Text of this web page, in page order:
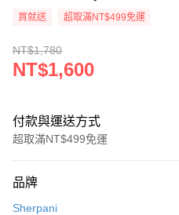
買就送 超取滿NT$499免運
NT$1,780
NT$1,600
付款與運送方式
超取滿NT$499免運
信用卡一次付款
品牌
Sherpani